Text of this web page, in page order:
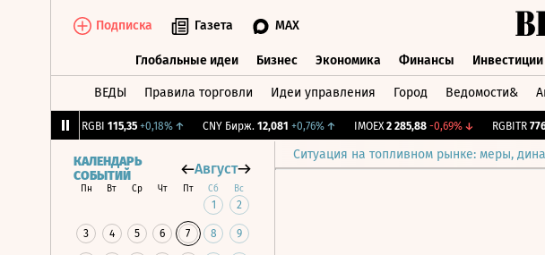
Подписка Газета MAX
Глобальные идеи Бизнес Экономика Финансы Инвестиции
ВЕДЫ Правила торговли Идеи управления Город Ведомости&
RGBI 115,35 +0,18%↑ CNY Бирж. 12,081 +0,76%↑ IMOEX 2 285,88 -0,69%↓ RGBITR
Ситуация на топливном рынке: меры,
КАЛЕНДАРЬ
СОБЫТИЙ
Август
Пн Вт Ср Чт Пт Сб Вс
1 2
3 4 5 6 7 8 9